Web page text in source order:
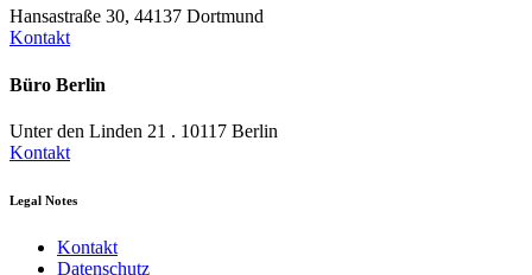
Hansastraße 30, 44137 Dortmund
Kontakt
Büro Berlin
Unter den Linden 21 . 10117 Berlin
Kontakt
Legal Notes
Kontakt
Datenschutz